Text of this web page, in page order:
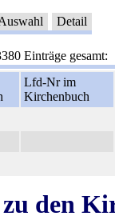
Detail
Einträge gesamt:
Lfd-Nr im
Kirchenbuch
den